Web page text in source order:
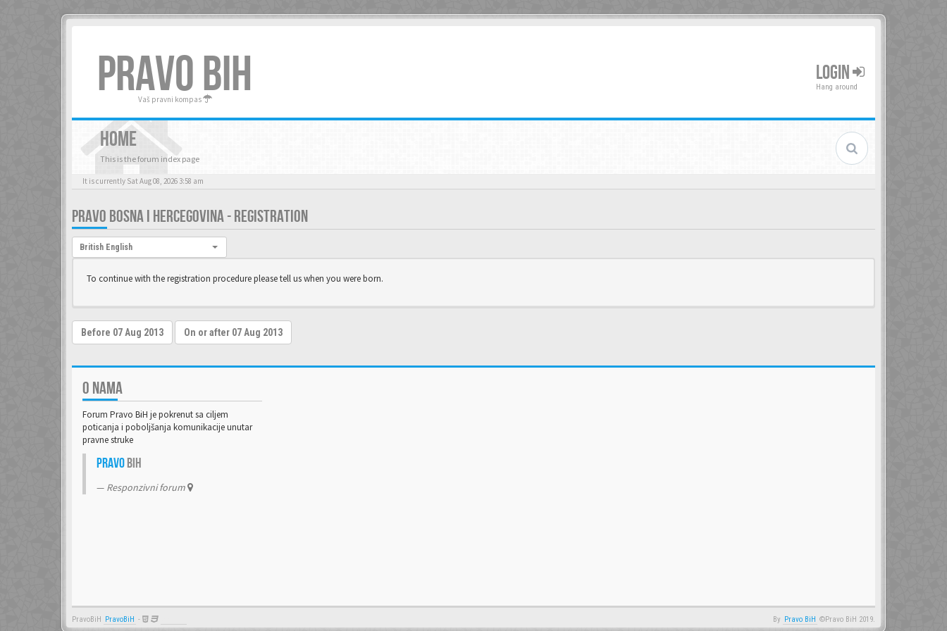
PRAVO BIH
Vaš pravni kompas
LOGIN
Hang around
HOME
This is the forum index page
It is currently Sat Aug 08, 2026 3:58 am
PRAVO BOSNA I HERCEGOVINA - REGISTRATION
Language:
British English
To continue with the registration procedure please tell us when you were born.
O NAMA
Forum Pravo BiH je pokrenut sa ciljem
poticanja i poboljšanja komunikacije unutar
pravne struke
PravoBiH
Responzivni forum
PravoBiH PravoBiH - By Pravo BiH ©Pravo BiH 2019.